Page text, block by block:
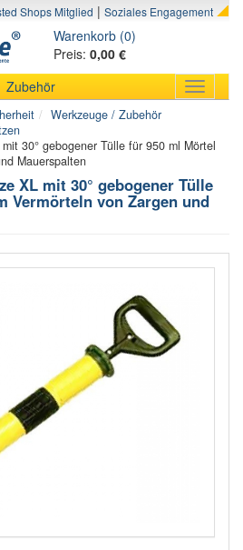
Shops Mitglied | Soziales Engagement
Warenkorb (0)
Preis: 0,00 €
Toggle
Zubehör
Werkzeuge / Zubehör
30° gebogener Tülle für 950 ml Mörtel
Mauerspalten
XL mit 30° gebogener Tülle
Vermörteln von Zargen und